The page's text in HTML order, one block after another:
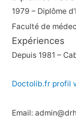
1979 – Diplôme
Faculté de
Expériences
Depuis 1981 –
Doctolib.fr profil
Email: